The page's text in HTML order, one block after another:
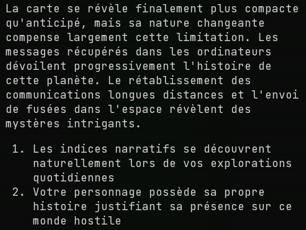
La carte se révèle finalement plus compacte
qu'anticipé, mais sa nature changeante
compense largement cette limitation. Les
messages récupérés dans les ordinateurs
dévoilent progressivement l'histoire de
cette planète. Le rétablissement des
communications longues distances et l'envoi
de fusées dans l'espace révèlent des
mystères intrigants.
Les indices narratifs se découvrent
naturellement lors de vos explorations
quotidiennes
Votre personnage possède sa propre
histoire justifiant sa présence sur ce
monde hostile